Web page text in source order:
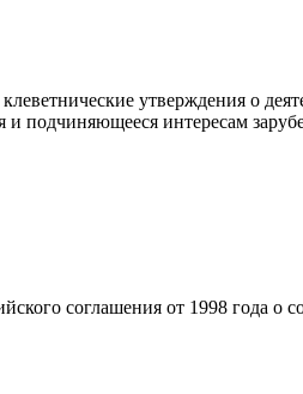
утверждения о
и подчиняющееся интересам
соглашения от 1998 года о